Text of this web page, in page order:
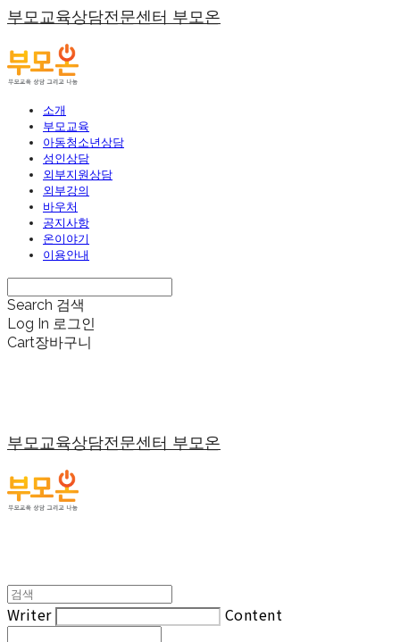
부모교육상담전문센터 부모온
소개
부모교육
아동청소년상담
성인상담
외부지원상담
외부강의
바우처
공지사항
온이야기
이용안내
Search 검색
Log In 로그인
Cart장바구니
부모교육상담전문센터 부모온
Writer Content